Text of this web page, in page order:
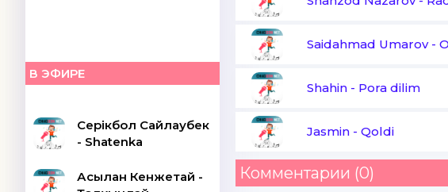
В ЭФИРЕ
Серікбол Сайлаубек
- Shatenka
Асылан Кенжетай -
Saidahmad Umarov-
Shahin - Pora dilim
Jasmin - Qoldi
Комментарии (0)